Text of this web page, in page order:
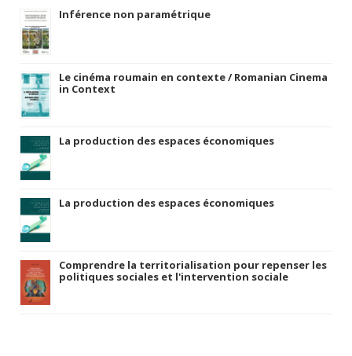
Inférence non paramétrique
Le cinéma roumain en contexte / Romanian Cinema
in Context
La production des espaces économiques
La production des espaces économiques
Comprendre la territorialisation pour repenser les
politiques sociales et l'intervention sociale